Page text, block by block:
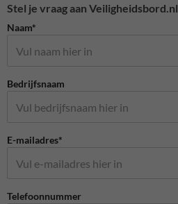
Stel je vraag aan Veiligheidsbord.nl
Naam*
Bedrijfsnaam
E-mailadres*
Telefoonnummer